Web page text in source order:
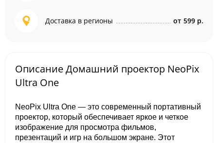
Доставка в регионы от 599 р.
Описание Домашний проектор NeoPix
Ultra One
NeoPix Ultra One — это современный портативный
проектор, который обеспечивает яркое и четкое
изображение для просмотра фильмов,
презентаций и игр на большом экране. Этот